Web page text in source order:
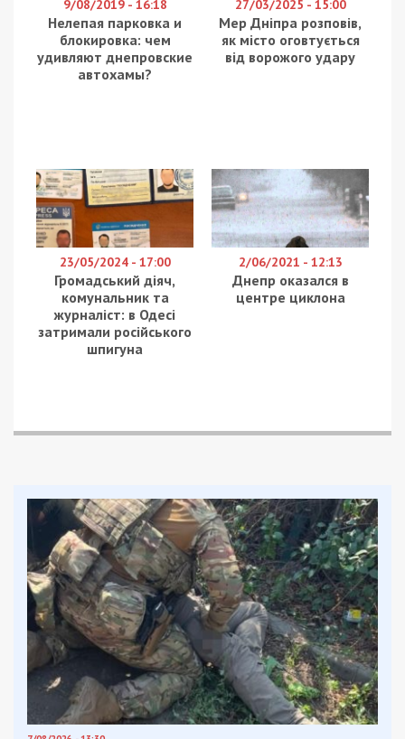
ОВА, передає49000.
У Дніпрі через нічну атаку пошкоджений
продуктовий склад, приватні будинки та
автомобіль. Загинули двоє людей. Поранені
шестеро. 42-річна жінка та чоловіки 47 і 25 років
в лікарні у важкому стані. Двоє чоловіків 47 та 40
років госпіталізовані у стані середньої тяжкості.
27-річний чоловік лікуватиметься амбулаторно.
Цілили росіяни і по Петриківській громаді
Марганецька, Покровська та Червоногригорівська
автівки.
Також повідомляється. що 17 БпЛА ворога
знищили цієї ночі у різних районах області
оборонці неба з ПвК «Схід».
Facebook
Telegram
Twitter
WhatsApp
ViberEmail
Категории:Суспільство| Метки:атака на
Дніпро
війна,обстріл
Рекламні блоки дають нам змогу
залишатися незалежними ЗМІ, а вам -
отримувати найсвіжіші новини під ними.